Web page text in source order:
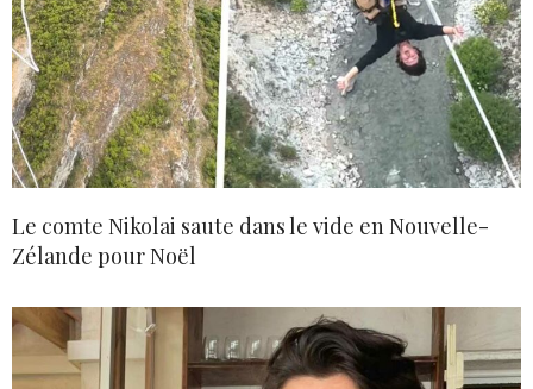
Le comte Nikolai saute dans le vide en Nouvelle-
Zélande pour Noël